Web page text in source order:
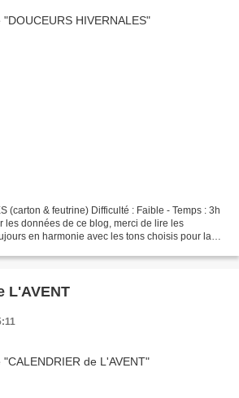
(carton & feutrine) Difficulté : Faible - Temps : 3h
les données de ce blog, merci de lire les
en harmonie avec les tons choisis pour la
L'AVENT